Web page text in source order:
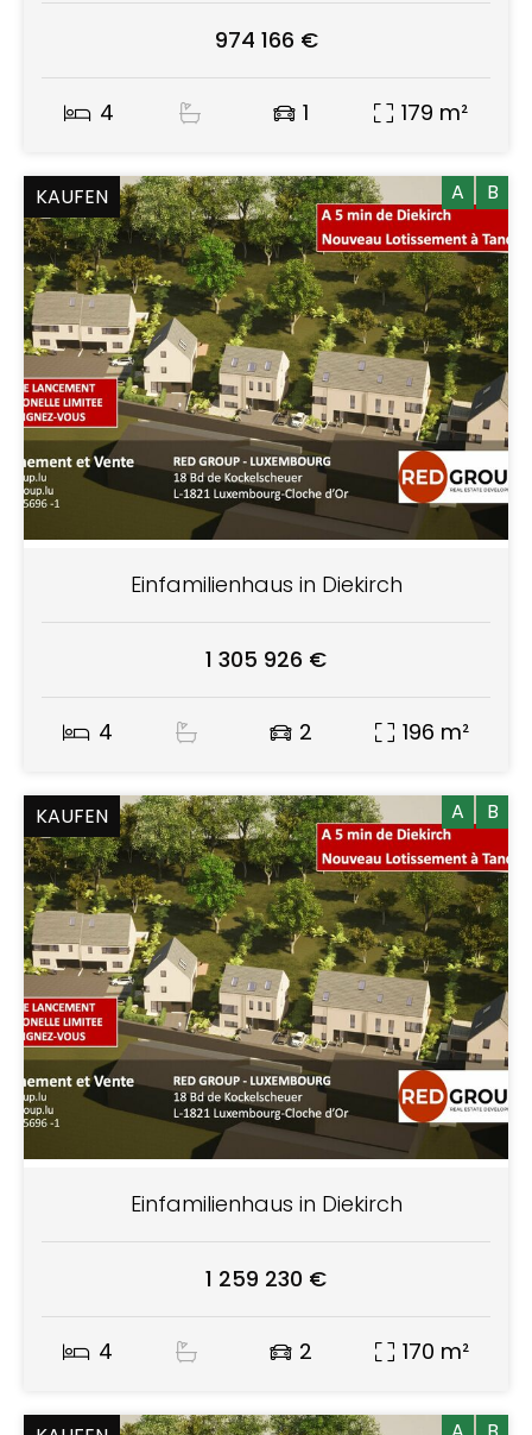
974 166 €
4 1 179 m²
KAUFEN A B
Einfamilienhaus in Diekirch
1 305 926 €
4 2 196 m²
KAUFEN A B
Einfamilienhaus in Diekirch
1 259 230 €
4 2 170 m²